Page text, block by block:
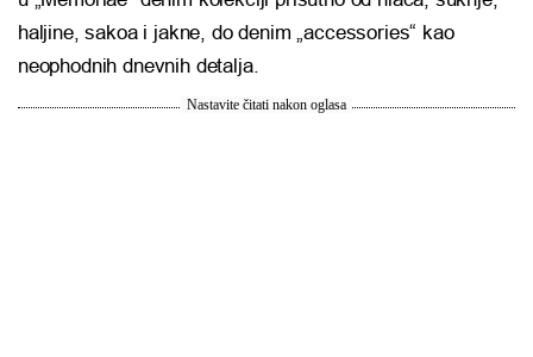
haljine, sakoa i jakne, do denim „accessories“ kao
neophodnih dnevnih detalja.
Nastavite čitati nakon oglasa